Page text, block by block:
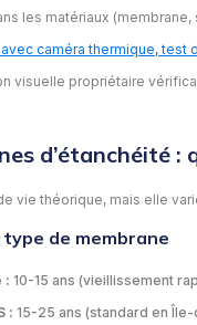
les matériaux
caméra thermique, test
d’étanchéité
vie théorique, mais elle
de membrane
: 10-15 ans (vieillissement
: 15-25 ans (standard en